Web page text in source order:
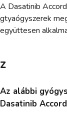
A Dasatinib
gtyaógyszerek
együttesen
z
Az alábbi
Dasatinib